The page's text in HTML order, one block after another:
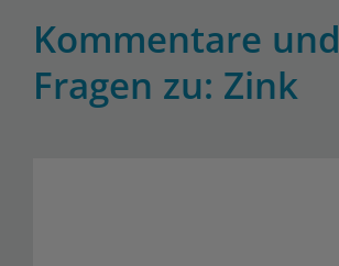
Kommentare und
Fragen zu: Zink